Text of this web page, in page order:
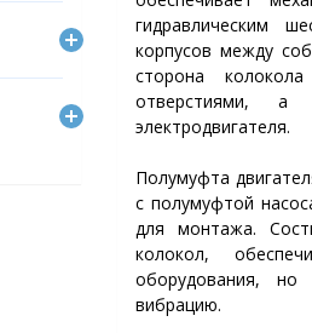
гидравлическим
корпусов между
сторона
отверстиями,
электродвигателя.
Полумуфта
с полумуфтой
для монтажа.
колокол,
оборудования,
вибрацию.